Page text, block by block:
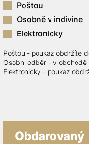
Poštou
Osobně v indivine
Elektronicky
Poštou - poukaz obdržíte
Osobní odběr - v obchodě
Elektronicky - poukaz
Obdarovaný